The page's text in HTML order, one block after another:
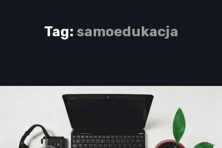
Tag: samoedukacja